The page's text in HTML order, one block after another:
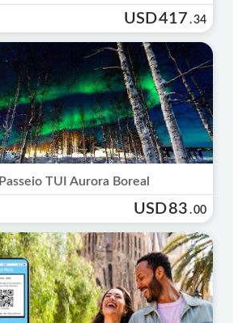
USD417 .34
Passeio TUI Aurora Boreal
USD83 .00